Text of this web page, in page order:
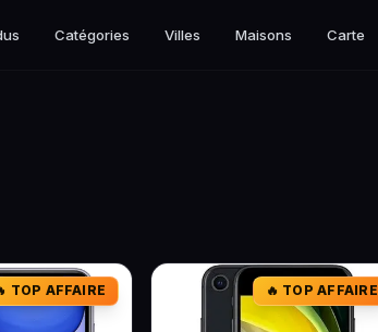
Catégories Villes Maisons Carte
TOP AFFAIRE 🔥 TOP AFFAIRE